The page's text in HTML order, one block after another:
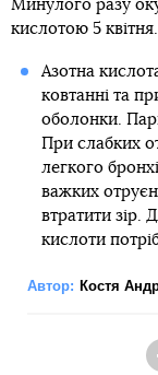
Минулого разу
кислотою 5 квітня.
Азотна
ковтанні та
оболонки.
При слабких
легкого
важких
втратити зір.
кислоти
Автор: Костя